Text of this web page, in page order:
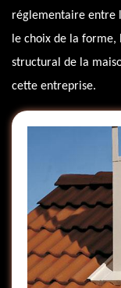
réglementaire entre
le choix de la forme,
structural de la
cette entreprise.